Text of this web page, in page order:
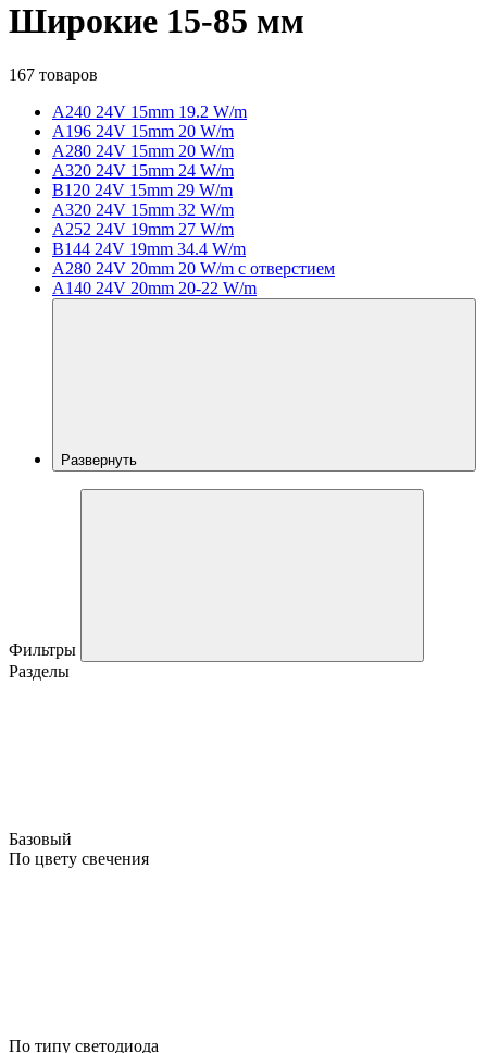
Широкие 15-85 мм
167 товаров
A240 24V 15mm 19.2 W/m
A196 24V 15mm 20 W/m
A280 24V 15mm 20 W/m
A320 24V 15mm 24 W/m
B120 24V 15mm 29 W/m
A320 24V 15mm 32 W/m
A252 24V 19mm 27 W/m
B144 24V 19mm 34.4 W/m
A280 24V 20mm 20 W/m с отверстием
A140 24V 20mm 20-22 W/m
Развернуть
Фильтры
Разделы
Базовый
По цвету свечения
По типу светодиода